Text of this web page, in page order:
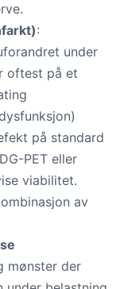
:
under
oftest på et
på standard
PET eller
viabilitet.
av
mønster der